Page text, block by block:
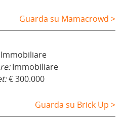
Guarda su Mamacrowd >
Immobiliare
Immobiliare
€ 300.000
Guarda su Brick Up >